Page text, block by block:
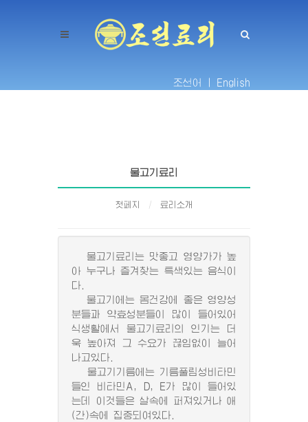
조선어 | English
물고기료리
첫페지 료리소개
물고기료리는 맛좋고 영양가가 높
아 누구나 즐겨찾는 특색있는 음식이
다.
물고기에는 몸건강에 좋은 영양성
분들과 약효성분들이 많이 들어있어
식생활에서 물고기료리의 인기는 더
욱 높아져 그 수요가 끊임없이 늘어
나고있다.
물고기기름에는 기름풀림성비타민
들인 비타민A, D, E가 많이 들어있
는데 이것들은 살속에 퍼져있거나 애
(간)속에 집중되여있다.